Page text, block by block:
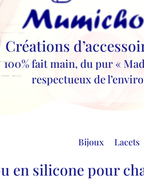
Créations
100% fait main, du pur «
respectueux de
Bijoux Lacets
en silicone pour